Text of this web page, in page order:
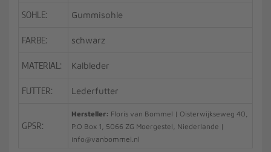
SOHLE: Gummisohle
FARBE: schwarz
MATERIAL: Kalbleder
FUTTER: Lederfutter
GPSR:
Hersteller: Floris van Bommel | Oisterwijkseweg 40,
P.O Box 1, 5066 ZG Moergestel, Niederlande |
info@vanbommel.nl